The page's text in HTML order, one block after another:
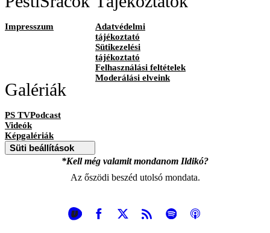
Impresszum
Adatvédelmi
tájékoztató
Sütikezelési
tájékoztató
Felhasználási feltételek
Moderálási elveink
Galériák
PS TVPodcast
Videók
Képgalériák
Süti beállítások
*Kell még valamit mondanom Ildikó?
Az őszödi beszéd utolsó mondata.